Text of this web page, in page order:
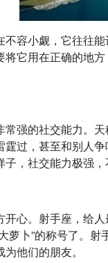
容小觑，它往往
它用在正确的地
强的社交能力。
过，甚至和别人
，社交能力极强
心。射手座，给
萝卜”的称号了。
他们的朋友。